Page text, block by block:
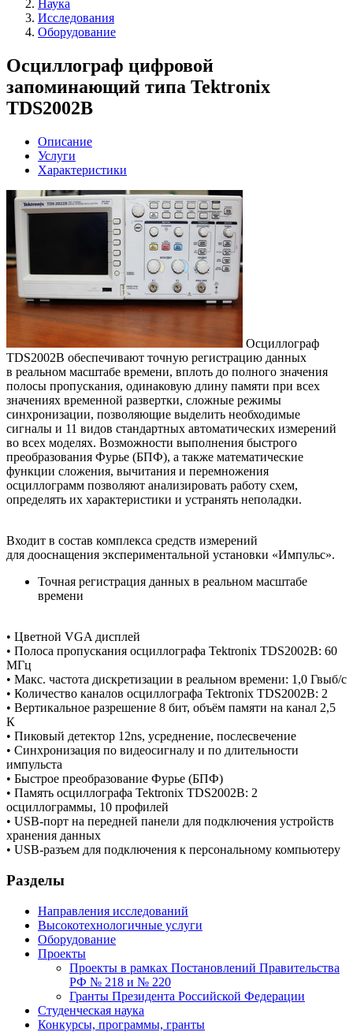
Наука
Исследования
Оборудование
Осциллограф цифровой
запоминающий типа Tektronix
TDS2002B
Описание
Услуги
Характеристики
Осциллограф
TDS2002B обеспечивают точную регистрацию данных
в реальном масштабе времени, вплоть до полного значения
полосы пропускания, одинаковую длину памяти при всех
значениях временной развертки, сложные режимы
синхронизации, позволяющие выделить необходимые
сигналы и 11 видов стандартных автоматических измерений
во всех моделях. Возможности выполнения быстрого
преобразования Фурье (БПФ), а также математические
функции сложения, вычитания и перемножения
осциллограмм позволяют анализировать работу схем,
определять их характеристики и устранять неполадки.
Входит в состав комплекса средств измерений
для дооснащения экспериментальной установки «Импульс».
Точная регистрация данных в реальном масштабе
времени
• Цветной VGA дисплей
• Полоса пропускания осциллографа Tektronix TDS2002B: 60
МГц
• Макс. частота дискретизации в реальном времени: 1,0 Гвыб/с
• Количество каналов осциллографа Tektronix TDS2002B: 2
• Вертикальное разрешение 8 бит, объём памяти на канал 2,5
К
• Пиковый детектор 12ns, усреднение, послесвечение
• Синхронизация по видеосигналу и по длительности
импульста
• Быстрое преобразование Фурье (БПФ)
• Память осциллографа Tektronix TDS2002B: 2
осциллограммы, 10 профилей
• USB-порт на передней панели для подключения устройств
хранения данных
• USB-разъем для подключения к персональному компьютеру
Разделы
Направления исследований
Высокотехнологичные услуги
Оборудование
Проекты
Проекты в рамках Постановлений Правительства
РФ № 218 и № 220
Гранты Президента Российской Федерации
Студенческая наука
Конкурсы, программы, гранты